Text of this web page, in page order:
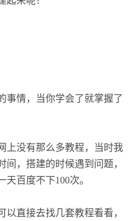
事情，当你学会了就掌握了
上没有那么多教程，当时我
，搭建的时候遇到问题，
百度不下100次。
直接去找几套教程看看，